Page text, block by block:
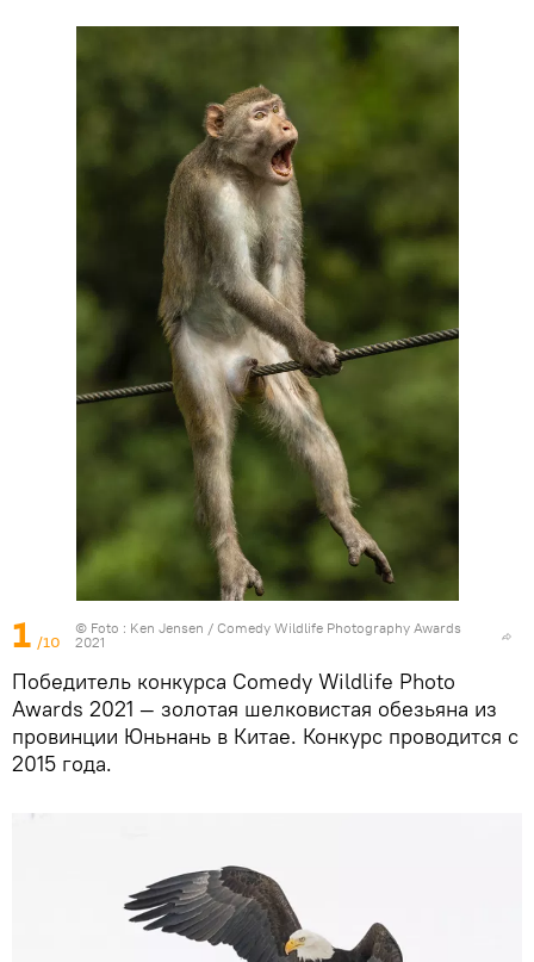
1 /10
© Foto : Ken Jensen / Comedy Wildlife Photography Awards
2021
Победитель конкурса Comedy Wildlife Photo
Awards 2021 — золотая шелковистая обезьяна из
провинции Юньнань в Китае. Конкурс проводится с
2015 года.